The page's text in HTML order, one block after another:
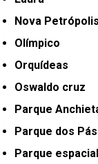
Nova Petrópolis
Olímpico
Orquídeas
Oswaldo cruz
Parque
Parque dos
Parque espacial